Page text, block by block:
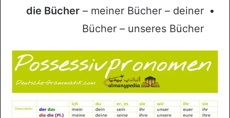
die Bücher – meiner Bücher – deiner
Bücher – unseres Bücher